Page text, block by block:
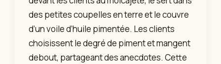
des petites coupelles en terre et le couvre
d’un voile d’huile pimentée. Les clients
choisissent le degré de piment et mangent
debout, partageant des anecdotes. Cette